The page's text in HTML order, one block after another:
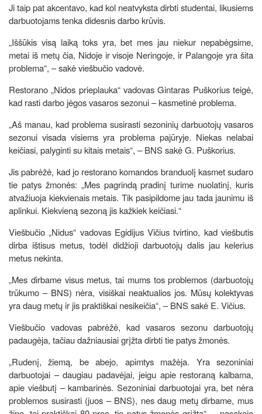
Ji taip pat akcentavo, kad kol neatvyksta dirbti studentai, likusiems
darbuotojams tenka didesnis darbo krūvis.
„Iššūkis visą laiką toks yra, bet mes jau niekur nepabėgsime,
metai iš metų čia, Nidoje ir visoje Neringoje, ir Palangoje yra šita
problema“, – sakė viešbučio vadovė.
Restorano „Nidos prieplauka“ vadovas Gintaras Puškorius teigė,
kad rasti darbo jėgos vasaros sezonui – kasmetinė problema.
„Aš manau, kad problema susirasti sezoninių darbuotojų vasaros
sezonui visada visiems yra problema pajūryje. Niekas nelabai
keičiasi, palyginti su kitais metais“, – BNS sakė G. Puškorius.
Jis pabrėžė, kad jo restorano komandos branduolį kasmet sudaro
tie patys žmonės: „Mes pagrindą pradinį turime nuolatinį, kuris
atvažiuoja kiekvienais metais. Tik pasipildome jau tada jaunimu iš
aplinkui. Kiekvieną sezoną jis kažkiek keičiasi.“
Viešbučio „Nidus“ vadovas Egidijus Vičius tvirtino, kad viešbutis
dirba ištisus metus, todėl didžioji darbuotojų dalis jau kelerius
metus nekinta.
„Mes dirbame visus metus, tai mums tos problemos (darbuotojų
trūkumo – BNS) nėra, visiškai neaktualios jos. Mūsų kolektyvas
yra daug metų ir jis praktiškai nesikeičia“, – BNS sakė E. Vičius.
Viešbučio vadovas pabrėžė, kad vasaros sezonu darbuotojų
padaugėja, tačiau dažniausiai grįžta dirbti tie patys žmonės.
„Rudenį, žiemą, be abejo, apimtys mažėja. Yra sezoniniai
darbuotojai – daugiau padavėjai, jeigu apie restoraną kalbama,
apie viešbutį – kambarinės. Sezoniniai darbuotojai yra, bet nėra
problemos susirasti (juos – BNS), nes daug metų dirbame, mus